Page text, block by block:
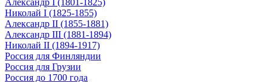
Александр I (1801-1825)
Николай I (1825-1855)
Александр II (1855-1881)
Александр III (1881-1894)
Николай II (1894-1917)
Россия для Финляндии
Россия для Грузии
Россия до 1700 года